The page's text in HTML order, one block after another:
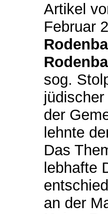
Artikel
Februar
sog.
der
lehnte
Das
lebhafte
an der